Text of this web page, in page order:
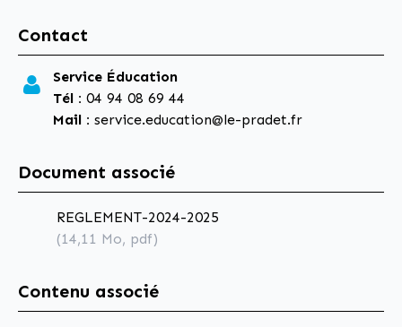
Contact
Service Éducation
Tél : 04 94 08 69 44
Mail : service.education@le-pradet.fr
Document associé
REGLEMENT-2024-2025
(14,11 Mo, pdf)
Contenu associé